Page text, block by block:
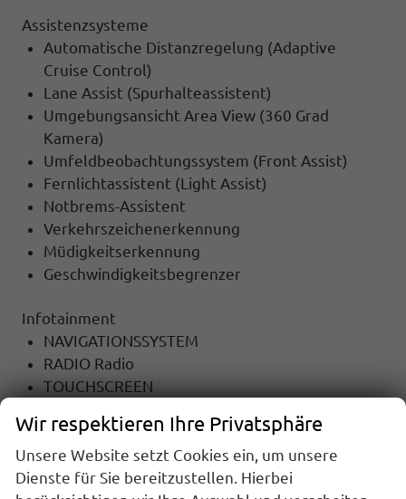
Assistenzsysteme
Automatische Distanzregelung (Adaptive
Cruise Control)
Lane Assist (Spurhalteassistent)
Umgebungsansicht Area View (360 Grad
Kamera)
Umfeldbeobachtungssystem (Front Assist)
Fernlichtassistent (Light Assist)
Notbrems-Assistent
Verkehrszeichenerkennung
Müdigkeitserkennung
Geschwindigkeitsbegrenzer
Infotainment
NAVIGATIONSSYSTEM
RADIO Radio
TOUCHSCREEN
MP3-Wiedergabe
DAB
USB-Anschluss
Wir respektieren Ihre Privatsphäre
Unsere Website setzt Cookies ein, um unsere
Dienste für Sie bereitzustellen. Hierbei